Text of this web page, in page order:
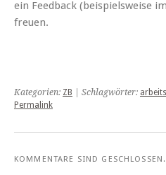
ein Feedback (beispielsweise
freuen.
Kategorien: ZB | Schlagwörter:
Permalink
KOMMENTARE SIND GESCHLOSSEN.